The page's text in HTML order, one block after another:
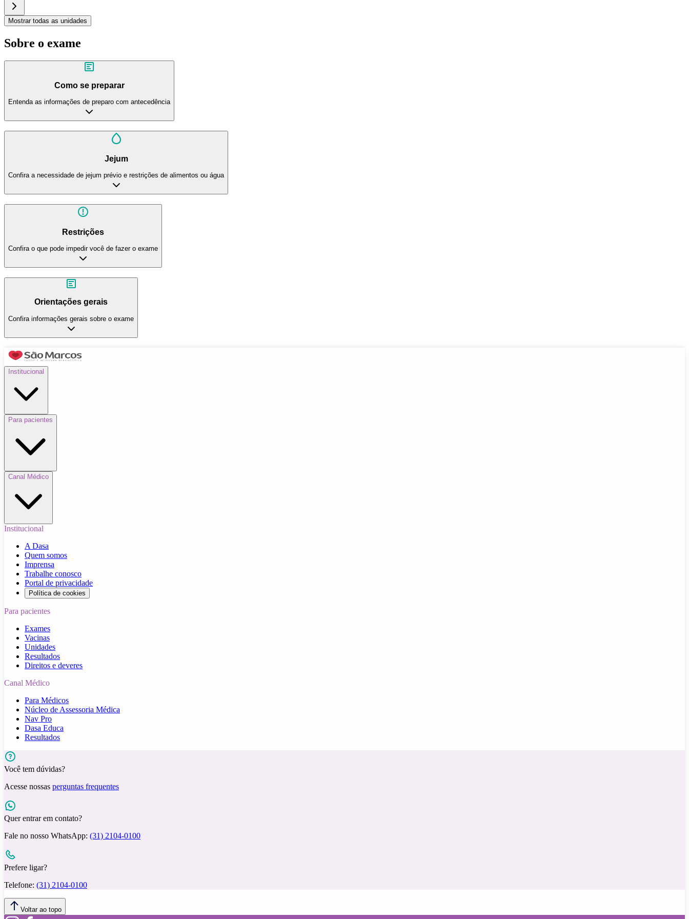
Mostrar todas as unidades
Sobre o exame
Como se preparar
Entenda as informações de preparo com antecedência
Jejum
Confira a necessidade de jejum prévio e restrições de alimentos ou água
Restrições
Confira o que pode impedir você de fazer o exame
Orientações gerais
Confira informações gerais sobre o exame
Institucional
Para pacientes
Canal Médico
Institucional
A Dasa
Quem somos
Imprensa
Trabalhe conosco
Portal de privacidade
Política de cookies
Para pacientes
Exames
Vacinas
Unidades
Resultados
Direitos e deveres
Canal Médico
Para Médicos
Núcleo de Assessoria Médica
Nav Pro
Dasa Educa
Resultados
Você tem dúvidas?
Acesse nossas perguntas frequentes
Quer entrar em contato?
Fale no nosso WhatsApp: (31) 2104-0100
Prefere ligar?
Telefone: (31) 2104-0100
Voltar ao topo